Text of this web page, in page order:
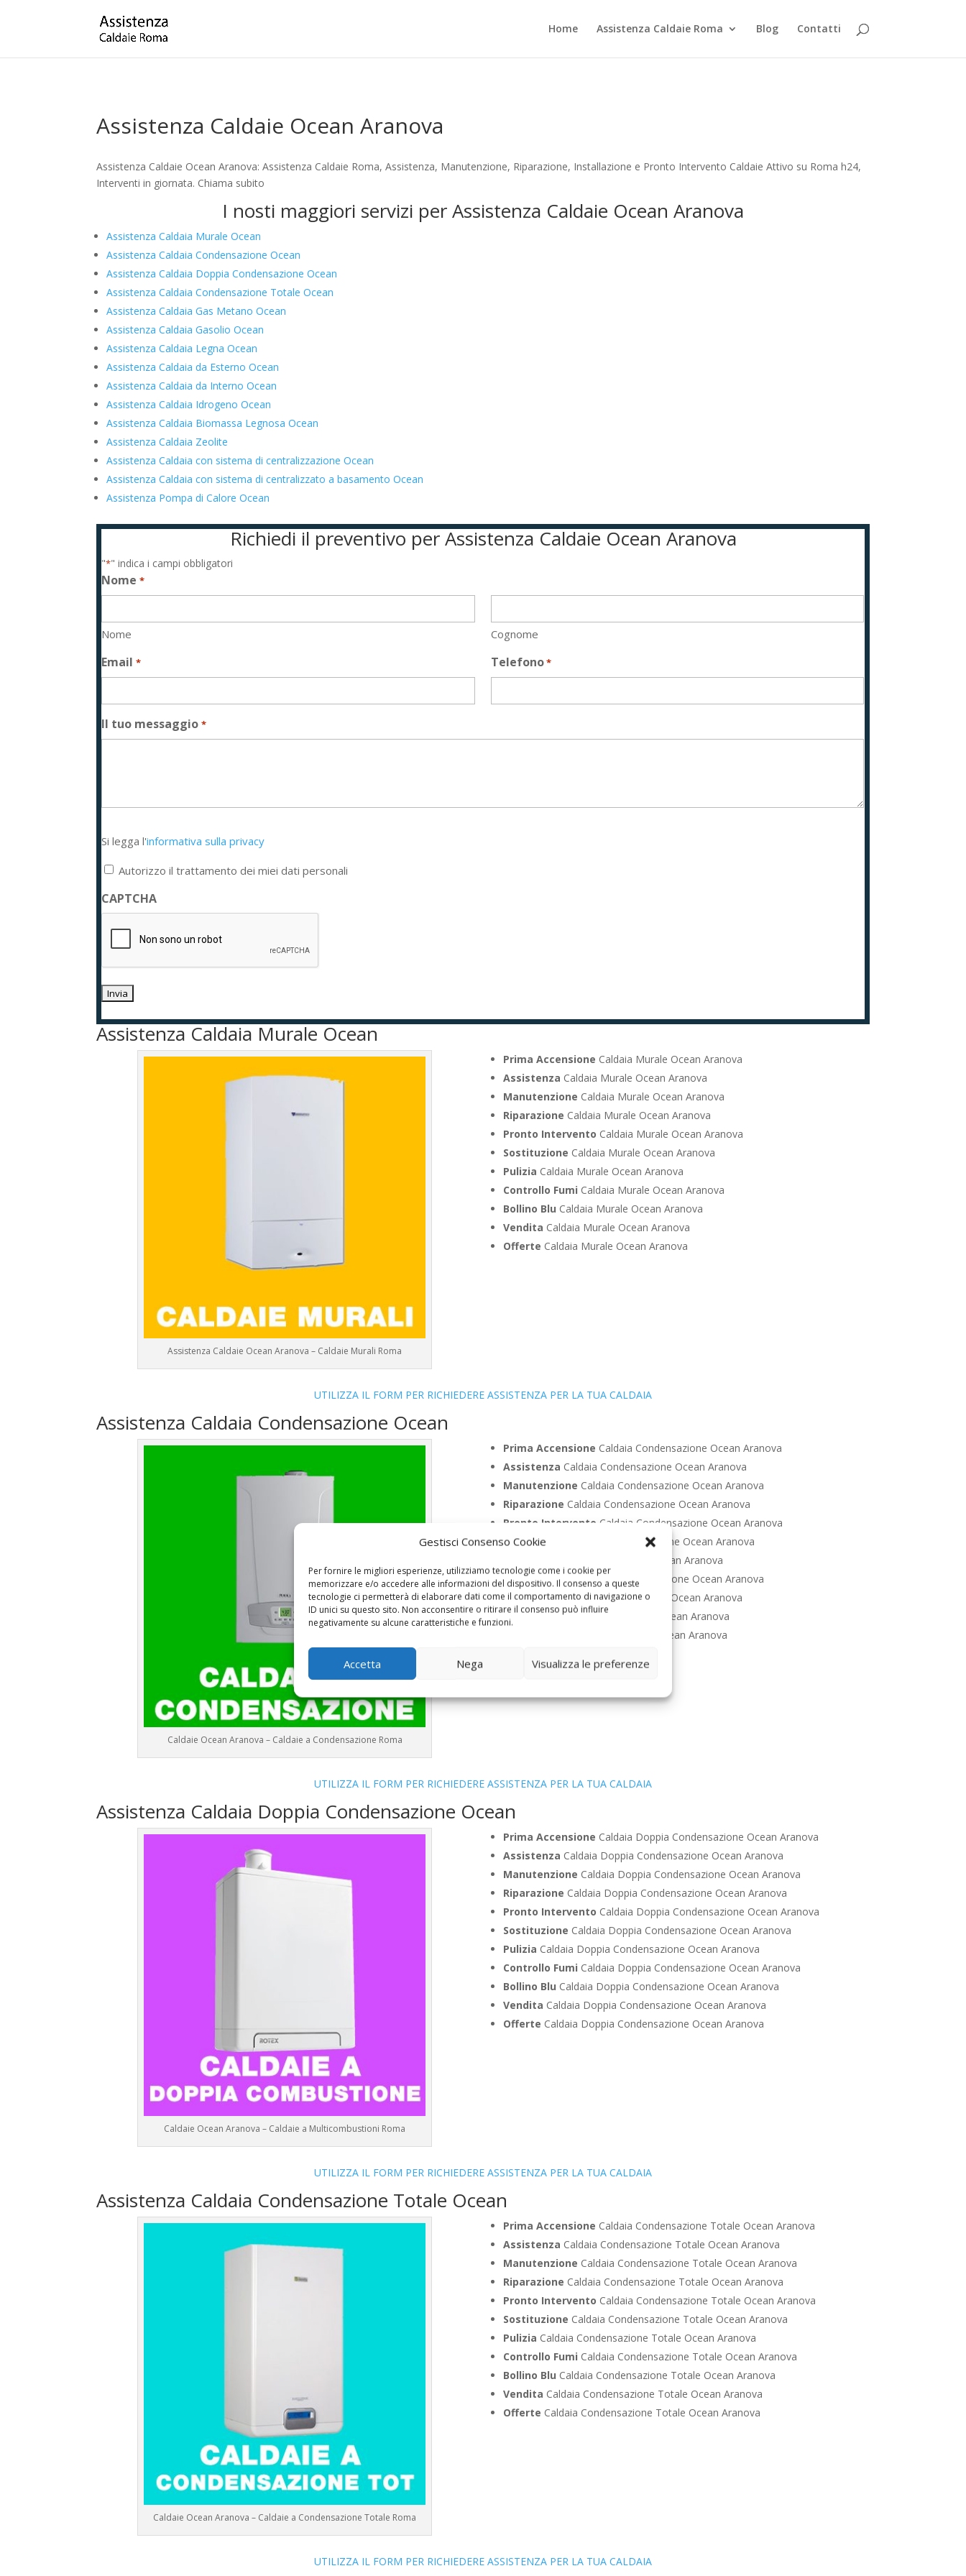
Gestisci Consenso Cookie
Per fornire le migliori esperienze, utilizziamo tecnologie come i cookie per
memorizzare e/o accedere alle informazioni del dispositivo. Il consenso a queste
tecnologie ci permetterà di elaborare dati come il comportamento di navigazione o
ID unici su questo sito. Non acconsentire o ritirare il consenso può influire
negativamente su alcune caratteristiche e funzioni.
Accetta Nega Visualizza le preferenze
Home Assistenza Caldaie Roma Blog Contatti
Assistenza Caldaie Ocean Aranova
Assistenza Caldaie Ocean Aranova: Assistenza Caldaie Roma, Assistenza, Manutenzione, Riparazione, Installazione e Pronto Intervento Caldaie Attivo su Roma h24,
Interventi in giornata. Chiama subito
I nosti maggiori servizi per Assistenza Caldaie Ocean Aranova
Assistenza Caldaia Murale Ocean
Assistenza Caldaia Condensazione Ocean
Assistenza Caldaia Doppia Condensazione Ocean
Assistenza Caldaia Condensazione Totale Ocean
Assistenza Caldaia Gas Metano Ocean
Assistenza Caldaia Gasolio Ocean
Assistenza Caldaia Legna Ocean
Assistenza Caldaia da Esterno Ocean
Assistenza Caldaia da Interno Ocean
Assistenza Caldaia Idrogeno Ocean
Assistenza Caldaia Biomassa Legnosa Ocean
Assistenza Caldaia Zeolite
Assistenza Caldaia con sistema di centralizzazione Ocean
Assistenza Caldaia con sistema di centralizzato a basamento Ocean
Assistenza Pompa di Calore Ocean
Richiedi il preventivo per Assistenza Caldaie Ocean Aranova
"*" indica i campi obbligatori
Nome *
Nome Cognome
Email * Telefono*
Il tuo messaggio *
legga
l'informativa
privacy
*
Si legga l'informativa sulla privacy
Autorizzo il trattamento dei miei dati personali
CAPTCHA
Assistenza Caldaia Murale Ocean
Assistenza Caldaie Ocean Aranova – Caldaie Murali Roma
Prima Accensione Caldaia Murale Ocean Aranova
Assistenza Caldaia Murale Ocean Aranova
Manutenzione Caldaia Murale Ocean Aranova
Riparazione Caldaia Murale Ocean Aranova
Pronto Intervento Caldaia Murale Ocean Aranova
Sostituzione Caldaia Murale Ocean Aranova
Pulizia Caldaia Murale Ocean Aranova
Controllo Fumi Caldaia Murale Ocean Aranova
Bollino Blu Caldaia Murale Ocean Aranova
Vendita Caldaia Murale Ocean Aranova
Offerte Caldaia Murale Ocean Aranova
UTILIZZA IL FORM PER RICHIEDERE ASSISTENZA PER LA TUA CALDAIA
Assistenza Caldaia Condensazione Ocean
Caldaie Ocean Aranova – Caldaie a Condensazione Roma
Prima Accensione Caldaia Condensazione Ocean Aranova
Assistenza Caldaia Condensazione Ocean Aranova
Manutenzione Caldaia Condensazione Ocean Aranova
Riparazione Caldaia Condensazione Ocean Aranova
Pronto Intervento Caldaia Condensazione Ocean Aranova
Sostituzione
Caldaia Condensazione Ocean Aranova
Caldaia Condensazione Ocean Aranova
Controllo FumiCaldaia Condensazione Ocean Aranova
Bollino BluCaldaia Condensazione Ocean Aranova
VenditaCaldaia Condensazione Ocean Aranova
Caldaia Condensazione Ocean Aranova
UTILIZZA IL FORM PER RICHIEDERE ASSISTENZA PER LA TUA CALDAIA
Assistenza Caldaia Doppia Condensazione Ocean
Caldaie Ocean Aranova – Caldaie a Multicombustioni Roma
Prima Accensione Caldaia Doppia Condensazione Ocean Aranova
Assistenza Caldaia Doppia Condensazione Ocean Aranova
Manutenzione Caldaia Doppia Condensazione Ocean Aranova
Riparazione Caldaia Doppia Condensazione Ocean Aranova
Pronto Intervento Caldaia Doppia Condensazione Ocean Aranova
Sostituzione Caldaia Doppia Condensazione Ocean Aranova
Pulizia Caldaia Doppia Condensazione Ocean Aranova
Controllo Fumi Caldaia Doppia Condensazione Ocean Aranova
Bollino Blu Caldaia Doppia Condensazione Ocean Aranova
Vendita Caldaia Doppia Condensazione Ocean Aranova
Offerte Caldaia Doppia Condensazione Ocean Aranova
UTILIZZA IL FORM PER RICHIEDERE ASSISTENZA PER LA TUA CALDAIA
Assistenza Caldaia Condensazione Totale Ocean
Caldaie Ocean Aranova – Caldaie a Condensazione Totale Roma
Prima Accensione Caldaia Condensazione Totale Ocean Aranova
Assistenza Caldaia Condensazione Totale Ocean Aranova
Manutenzione Caldaia Condensazione Totale Ocean Aranova
Riparazione Caldaia Condensazione Totale Ocean Aranova
Pronto Intervento Caldaia Condensazione Totale Ocean Aranova
Sostituzione Caldaia Condensazione Totale Ocean Aranova
Pulizia Caldaia Condensazione Totale Ocean Aranova
Controllo Fumi Caldaia Condensazione Totale Ocean Aranova
Bollino Blu Caldaia Condensazione Totale Ocean Aranova
Vendita Caldaia Condensazione Totale Ocean Aranova
Offerte Caldaia Condensazione Totale Ocean Aranova
UTILIZZA IL FORM PER RICHIEDERE ASSISTENZA PER LA TUA CALDAIA